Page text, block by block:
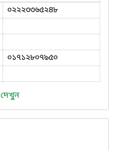
০২২২৩৩৬৫২৪৮
০১৭১২৮০৭৯৫০
দেখুন